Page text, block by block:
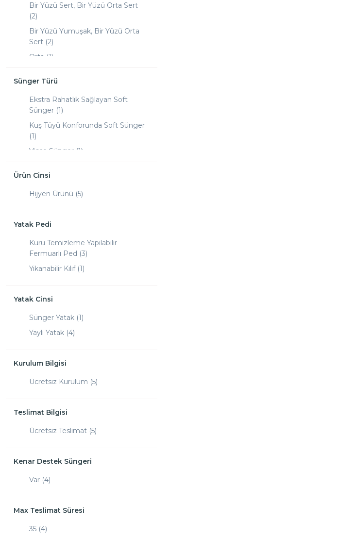
Bir Yüzü Sert, Bir Yüzü Orta Sert
(2)
Bir Yüzü Yumuşak, Bir Yüzü Orta
Sert (2)
Orta (1)
Sünger Türü
Ekstra Rahatlık Sağlayan Soft
Sünger (1)
Kuş Tüyü Konforunda Soft Sünger
(1)
Visco Sünger (1)
(1)
Yüksek Yoğunluklu Sünger (1)
Ürün Cinsi
Hijyen Ürünü (5)
Yatak Pedi
Kuru Temizleme Yapılabilir
Fermuarlı Ped (3)
Yıkanabilir Kılıf (1)
Yatak Cinsi
Sünger Yatak (1)
Yaylı Yatak (4)
Kurulum Bilgisi
Ücretsiz Kurulum (5)
Teslimat Bilgisi
Ücretsiz Teslimat (5)
Kenar Destek Süngeri
Var (4)
Max Teslimat Süresi
35 (4)